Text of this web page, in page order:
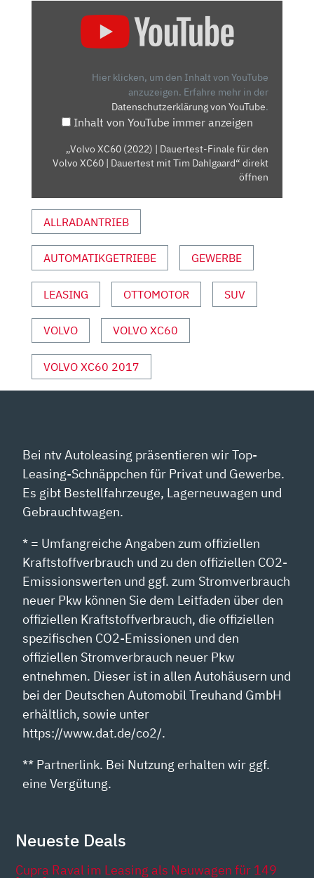
DAUERTEST-
XC60
MIT
TIM
DAHLGAARD“
VON
ANZEIGEN
Hier klicken, um den Inhalt von YouTube
anzuzeigen. Erfahre mehr in der
Datenschutzerklärung von YouTube.
Inhalt von YouTube immer anzeigen
„Volvo XC60 (2022) | Dauertest-Finale für den
Volvo XC60 | Dauertest mit Tim Dahlgaard“ direkt
öffnen
ALLRADANTRIEB
AUTOMATIKGETRIEBE GEWERBE
LEASING OTTOMOTOR SUV
VOLVO VOLVO XC60
VOLVO XC60 2017
Bei ntv Autoleasing präsentieren wir Top-
Leasing-Schnäppchen für Privat und Gewerbe.
Es gibt Bestellfahrzeuge, Lagerneuwagen und
Gebrauchtwagen.
* = Umfangreiche Angaben zum offiziellen
Kraftstoffverbrauch und zu den offiziellen CO2-
Emissionswerten und ggf. zum Stromverbrauch
neuer Pkw können Sie dem Leitfaden über den
offiziellen Kraftstoffverbrauch, die offiziellen
spezifischen CO2-Emissionen und den
offiziellen Stromverbrauch neuer Pkw
entnehmen. Dieser ist in allen Autohäusern und
bei der Deutschen Automobil Treuhand GmbH
erhältlich, sowie unter
https://www.dat.de/co2/.
** Partnerlink. Bei Nutzung erhalten wir ggf.
eine Vergütung.
Neueste Deals
Cupra Raval im Leasing als Neuwagen für 149